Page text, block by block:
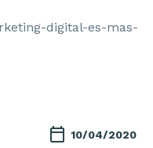
10/04/2020